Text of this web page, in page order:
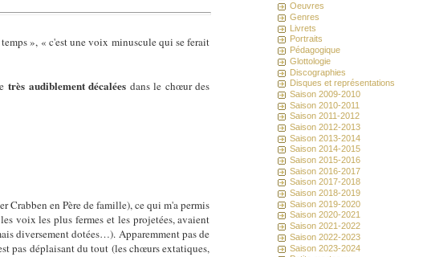
», « c'est une voix minuscule qui se ferait
très audiblement décalées dans le chœur des
Crabben en Père de famille), ce qui m'a permis
voix les plus fermes et les projetées, avaient
diversement dotées…). Apparemment pas de
pas déplaisant du tout (les chœurs extatiques,
Oeuvres
Genres
Livrets
Portraits
Pédagogique
Glottologie
Discographies
Disques et représentations
Saison 2009-2010
Saison 2010-2011
Saison 2011-2012
Saison 2012-2013
Saison 2013-2014
Saison 2014-2015
Saison 2015-2016
Saison 2016-2017
Saison 2017-2018
Saison 2018-2019
Saison 2019-2020
Saison 2020-2021
Saison 2021-2022
Saison 2022-2023
Saison 2023-2024